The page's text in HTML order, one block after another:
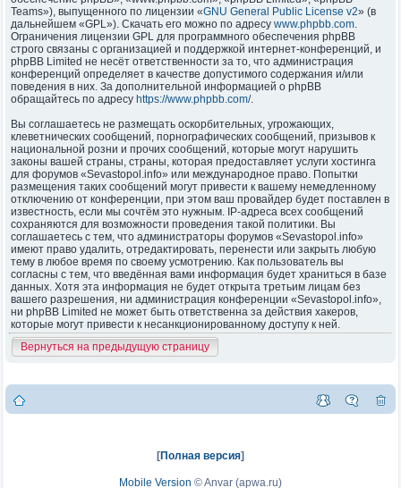
Teams»), выпущенного по лицензии «GNU General Public License v2» (в
дальнейшем «GPL»). Скачать его можно по адресу www.phpbb.com.
Ограничения лицензии GPL для программного обеспечения phpBB
строго связаны с организацией и поддержкой интернет-конференций, и
phpBB Limited не несёт ответственности за то, что администрация
конференций определяет в качестве допустимого содержания и/или
поведения в них. За дополнительной информацией о phpBB
обращайтесь по адресу https://www.phpbb.com/.
Вы соглашаетесь не размещать оскорбительных, угрожающих,
клеветнических сообщений, порнографических сообщений, призывов к
национальной розни и прочих сообщений, которые могут нарушить
законы вашей страны, страны, которая предоставляет услуги хостинга
для форумов «Sevastopol.info» или международное право. Попытки
размещения таких сообщений могут привести к вашему немедленному
отключению от конференции, при этом ваш провайдер будет поставлен в
известность, если мы сочтём это нужным. IP-адреса всех сообщений
сохраняются для возможности проведения такой политики. Вы
соглашаетесь с тем, что администраторы форумов «Sevastopol.info»
имеют право удалить, отредактировать, перенести или закрыть любую
тему в любое время по своему усмотрению. Как пользователь вы
согласны с тем, что введённая вами информация будет храниться в базе
данных. Хотя эта информация не будет открыта третьим лицам без
вашего разрешения, ни администрация конференции «Sevastopol.info»,
ни phpBB Limited не может быть ответственна за действия хакеров,
которые могут привести к несанкционированному доступу к ней.
Вернуться на предыдущую страницу
[Полная версия]
Mobile Version ©Anvar (apwa.ru)